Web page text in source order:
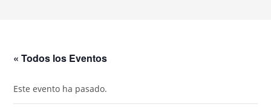
« Todos los Eventos
Este evento ha pasado.